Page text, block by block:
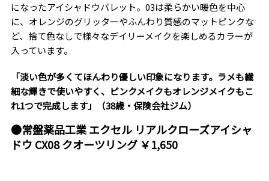
になったアイシャドウパレット。03は柔らかい暖色を中心
に、オレンジのグリッターやふんわり質感のマットピンクな
ど、捨て色なしで様々なデイリーメイクを楽しめるカラーが
入っています。
「淡い色が多くてほんわり優しい印象になります。ラメも繊
細な輝きで使いやすく、ピンクメイクもオレンジメイクもこ
れ1つで完成します」（38歳・保険会社ジム）
●常盤薬品工業 エクセル リアルクローズアイシャ
ドウ CX08 クオーツリング ￥1,650